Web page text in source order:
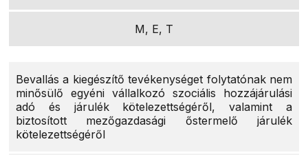
M, E, T
Bevallás a kiegészítő tevékenységet folytatónak nem
minősülő egyéni vállalkozó szociális hozzájárulási
adó és járulék kötelezettségéről, valamint a
biztosított mezőgazdasági őstermelő járulék
kötelezettségéről